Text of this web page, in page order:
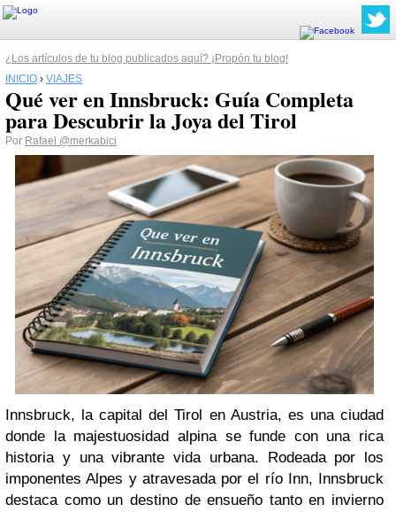
¿Los artículos de tu blog publicados aquí? ¡Propón tu blog!
INICIO › VIAJES
Qué ver en Innsbruck: Guía Completa
para Descubrir la Joya del Tirol
Por Rafael @merkabici
Innsbruck, la capital del Tirol en Austria, es una ciudad
donde la majestuosidad alpina se funde con una rica
historia y una vibrante vida urbana. Rodeada por los
imponentes Alpes y atravesada por el río Inn, Innsbruck
destaca como un destino de ensueño tanto en invierno